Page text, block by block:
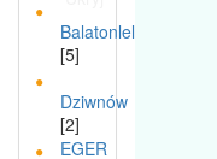
Balatonlelle
[5]
Dziwnów
[2]
EGER